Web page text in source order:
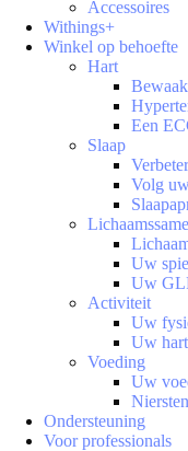
Accessoires
Withings+
Winkel op behoefte
Hart
Een
Slaap
Volg
Uw
Uw
Activiteit
Uw
Uw
Voeding
Uw
Ondersteuning
Voor professionals